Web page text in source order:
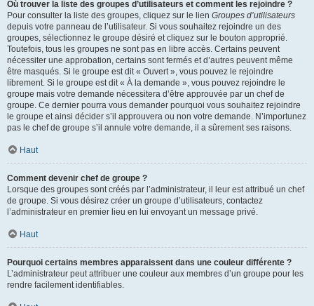
Où trouver la liste des groupes d’utilisateurs et comment les rejoindre ?
Pour consulter la liste des groupes, cliquez sur le lien Groupes d’utilisateurs
depuis votre panneau de l’utilisateur. Si vous souhaitez rejoindre un des
groupes, sélectionnez le groupe désiré et cliquez sur le bouton approprié.
Toutefois, tous les groupes ne sont pas en libre accès. Certains peuvent
nécessiter une approbation, certains sont fermés et d’autres peuvent même
être masqués. Si le groupe est dit « Ouvert », vous pouvez le rejoindre
librement. Si le groupe est dit « À la demande », vous pouvez rejoindre le
groupe mais votre demande nécessitera d’être approuvée par un chef de
groupe. Ce dernier pourra vous demander pourquoi vous souhaitez rejoindre
le groupe et ainsi décider s’il approuvera ou non votre demande. N’importunez
pas le chef de groupe s’il annule votre demande, il a sûrement ses raisons.
Haut
Comment devenir chef de groupe ?
Lorsque des groupes sont créés par l’administrateur, il leur est attribué un chef
de groupe. Si vous désirez créer un groupe d’utilisateurs, contactez
l’administrateur en premier lieu en lui envoyant un message privé.
Haut
Pourquoi certains membres apparaissent dans une couleur différente ?
L’administrateur peut attribuer une couleur aux membres d’un groupe pour les
rendre facilement identifiables.